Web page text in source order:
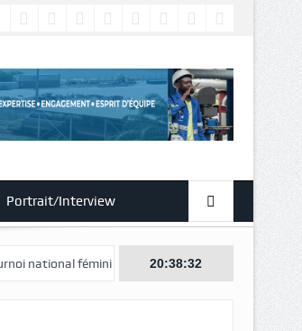
Portrait/Interview
féminin-U20/Le Woleu-Ntem rejoint l’Estuaire en
20:38:34